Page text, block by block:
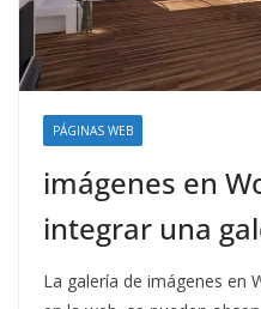
PÁGINAS WEB
imágenes en
integrar una
La galería de imágenes en